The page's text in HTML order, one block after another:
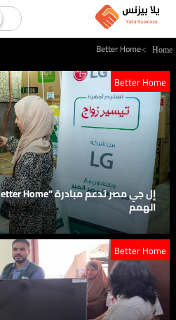
Better Home
Better Home
الهمم
Better Home